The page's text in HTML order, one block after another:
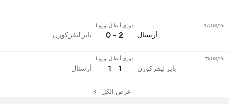
أرسنال
دوري أبطال اوروبا
2 - 0 باير ليفركوزن
17/03/26
باير ليفركوزن
دوري أبطال اوروبا
1 - 1 أرسنال
11/03/26
عرض الكل